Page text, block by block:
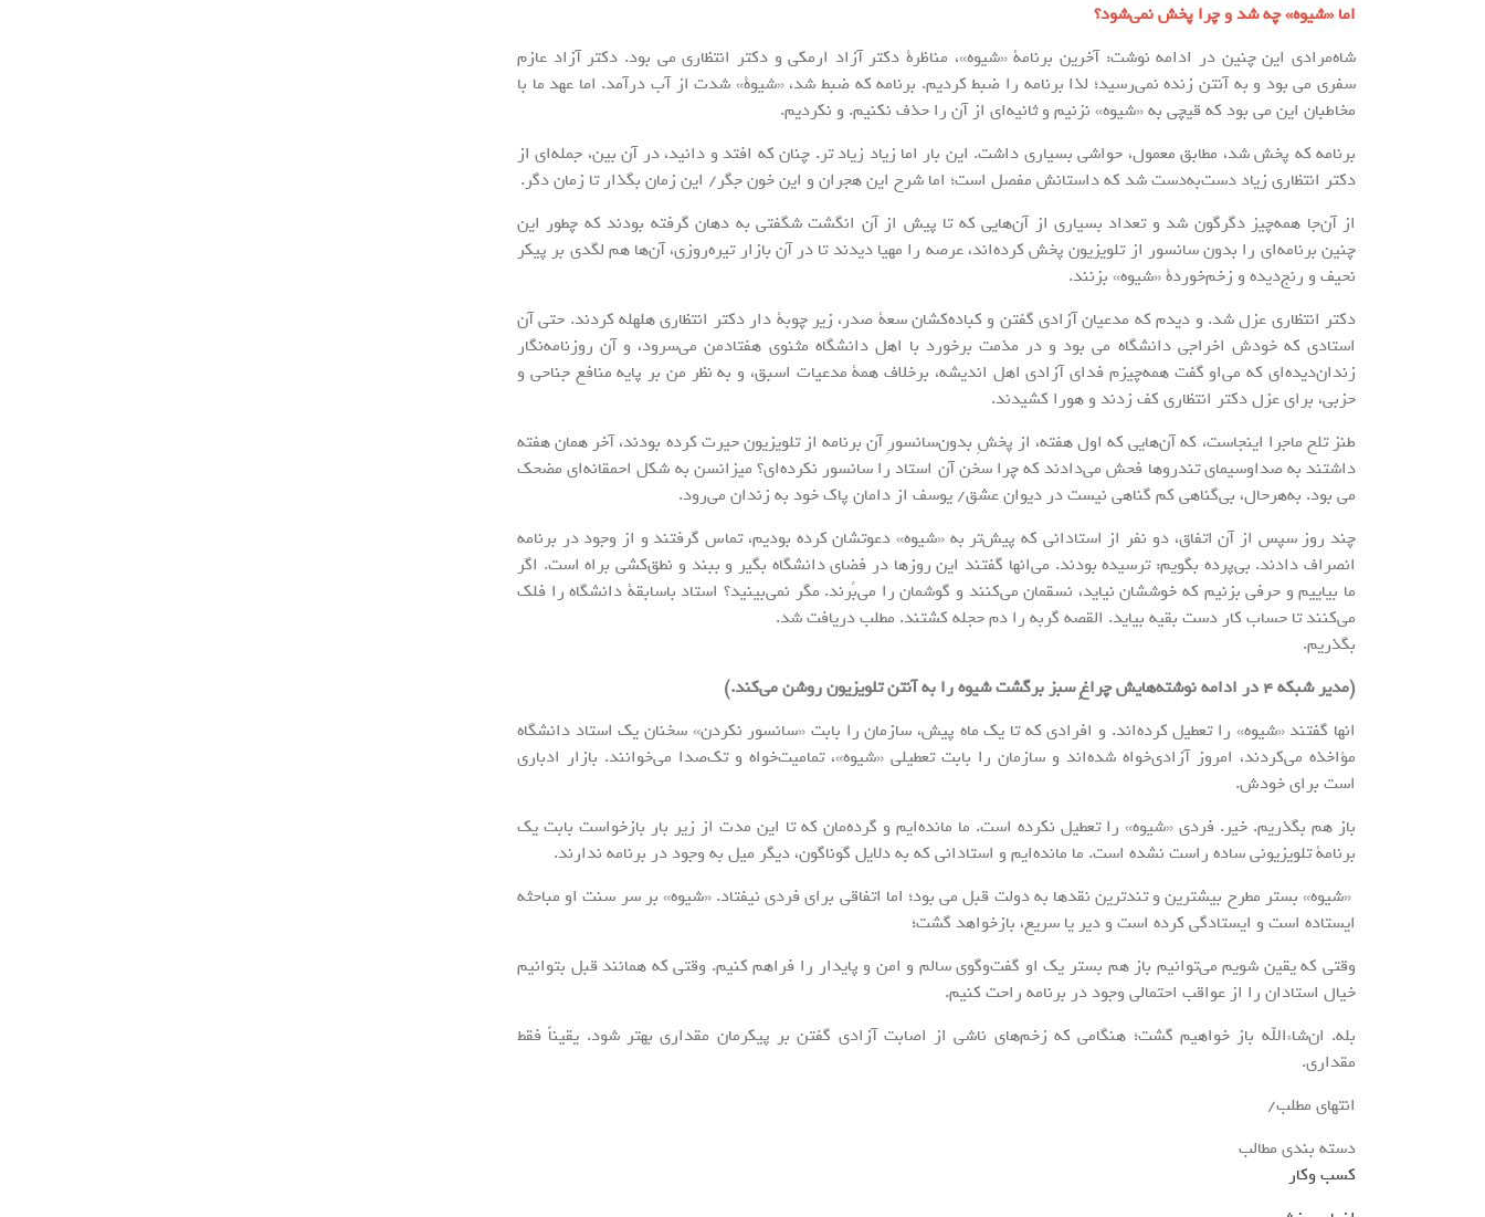
اما «شیوه» چه شد و چرا پخش نمی‌شود؟
شاه‌مرادی این چنین در ادامه نوشت: آخرین برنامۀ «شیوه»، مناظرۀ دکتر آزاد ارمکی و دکتر انتظاری می بود. دکتر آزاد عازم
سفری می بود و به آنتن زنده نمی‌رسید؛ لذا برنامه را ضبط کردیم. برنامه که ضبط شد، «شیوۀ» شدت از آب درآمد. اما عهد ما با
مخاطبان این می بود که قیچی به «شیوه» نزنیم و ثانیه‌ای از آن را حذف نکنیم. و نکردیم.
برنامه که پخش شد، مطابق معمول، حواشی بسیاری داشت. این بار اما زیاد زیاد تر. چنان که افتد و دانید، در آن بین، جمله‌ای از
دکتر انتظاری زیاد دست‌به‌دست شد که داستانش مفصل است؛ اما شرح این هجران و این خون جگر/ این زمان بگذار تا زمان دگر.
از آن‌جا همه‌چیز دگرگون شد و تعداد بسیاری از آن‌هایی که تا پیش از آن انگشت شگفتی به دهان گرفته بودند که چطور این
چنین برنامه‌ای را بدون سانسور از تلویزیون پخش کرده‌اند، عرصه را مهیا دیدند تا در آن بازار تیره‌روزی، آن‌ها هم لگدی بر پیکر
نحیف و رنج‌دیده و زخم‌خوردۀ «شیوه» بزنند.
دکتر انتظاری عزل شد. و دیدم که مدعیان آزادی گفتن و کباده‌کشان سعۀ صدر، زیر چوبۀ دار دکتر انتظاری هلهله کردند. حتی آن
استادی که خودش اخراجی دانشگاه می بود و در مذمت برخورد با اهل دانشگاه مثنوی هفتادمن می‌سرود، و آن روزنامه‌نگار
زندان‌دیده‌ای که می‌او گفت همه‌چیزم فدای آزادی اهل اندیشه، برخلاف همۀ مدعیات اسبق، و به نظر من بر پایه منافع جناحی و
حزبی، برای عزل دکتر انتظاری کف زدند و هورا کشیدند.
طنز تلخ ماجرا اینجاست، که آن‌هایی که اول هفته، از پخشِ بدون‌سانسورِ آن برنامه از تلویزیون حیرت کرده بودند، آخر همان هفته
داشتند به صداوسیمای تندروها فحش می‌دادند که چرا سخن آن استاد را سانسور نکرده‌ای؟ میزانسن به شکل احمقانه‌ای مضحک
می بود. به‌هرحال، بی‌گناهی کم گناهی نیست در دیوان عشق/ یوسف از دامان پاک خود به زندان می‌رود.
چند روز سپس از آن اتفاق، دو نفر از استادانی که پیش‌تر به «شیوه» دعوتشان کرده بودیم، تماس گرفتند و از وجود در برنامه
انصراف دادند. بی‌پرده بگویم: ترسیده بودند. می‌انها گفتند این روزها در فضای دانشگاه بگیر و ببند و نطق‌کشی براه است. اگر
ما بیاییم و حرفی بزنیم که خوششان نیاید، نسقمان می‌کنند و گوشمان را می‌بُرند. مگر نمی‌بینید؟ استاد باسابقۀ دانشگاه را فلک
می‌کنند تا حساب کار دست بقیه بیاید. القصه گربه را دم حجله کشتند. مطلب دریافت شد.
بگذریم.
(مدیر شبکه 4 در ادامه نوشته‌هایش چراغِ سبز برگشت شیوه را به آنتن تلویزیون روشن می‌کند.)
انها گفتند «شیوه» را تعطیل کرده‌اند. و افرادی که تا یک ماه پیش، سازمان را بابت «سانسور نکردن» سخنان یک استاد دانشگاه
مؤاخذه می‌کردند، امروز آزادی‌خواه شده‌اند و سازمان را بابت تعطیلی «شیوه»، تمامیت‌خواه و تک‌صدا می‌خوانند. بازار ادباری
است برای خودش.
باز هم بگذریم. خیر. فردی «شیوه» را تعطیل نکرده است. ما مانده‌ایم و گرده‌مان که تا این مدت از زیر بار بازخواست بابت یک
برنامۀ تلویزیونی ساده راست نشده است. ما مانده‌ایم و استادانی که به دلایل گوناگون، دیگر میل به وجود در برنامه ندارند.
«شیوه» بستر مطرح بیشترین و تندترین نقدها به دولت قبل می بود؛ اما اتفاقی برای فردی نیفتاد. «شیوه» بر سر سنت او مباحثه
ایستاده است و ایستادگی کرده است و دیر یا سریع، بازخواهد گشت؛
وقتی که یقین شویم می‌توانیم باز هم بستر یک او گفت‌وگوی سالم و امن و پایدار را فراهم کنیم. وقتی که همانند قبل بتوانیم
خیال استادان را از عواقب احتمالی وجود در برنامه راحت کنیم.
بله. ان‌شاءالله باز خواهیم گشت؛ هنگامی که زخم‌های ناشی از اصابت آزادی گفتن بر پیکرمان مقداری بهتر شود. یقیناً فقط
مقداری.
انتهای مطلب/
دسته بندی مطالب
کسب وکار